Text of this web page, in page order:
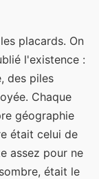
placards. On
l'existence :
des piles
Chaque
géographie
était celui de
assez pour ne
était le